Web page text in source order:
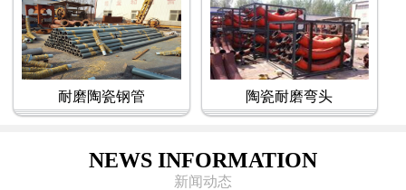
耐磨陶瓷钢管 陶瓷耐磨弯头
NEWS INFORMATION
新闻动态